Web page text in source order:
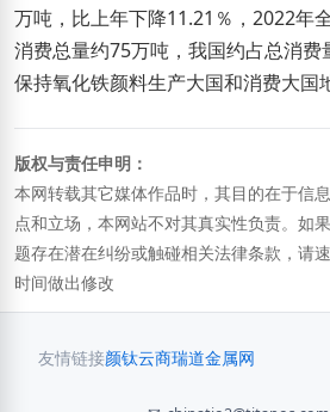
万吨，比上年下降11.21％，2022年
消费总量约75万吨，我国约占总消费
保持氧化铁颜料生产大国和消费大国
版权与责任申明：
本网转载其它媒体作品时，其目的在于信
点和立场，本网站不对其真实性负责。如
题存在潜在纠纷或触碰相关法律条款，请
时间做出修改
友情链接颜钛云商瑞道金属网